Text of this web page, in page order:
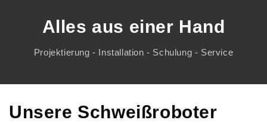
Alles aus einer Hand
Projektierung - Installation - Schulung - Service
Unsere Schweißroboter